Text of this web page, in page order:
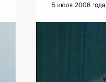
5 июля 2008 года